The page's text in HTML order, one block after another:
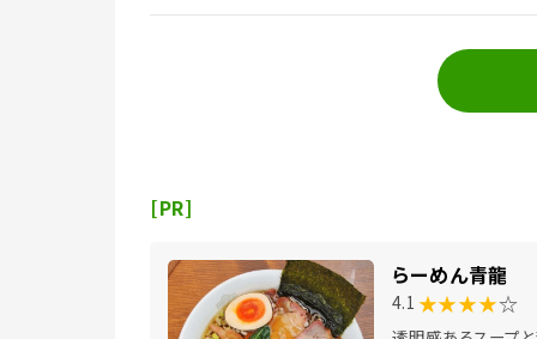
[PR]
らーめん青龍
4.1 ★★★★☆